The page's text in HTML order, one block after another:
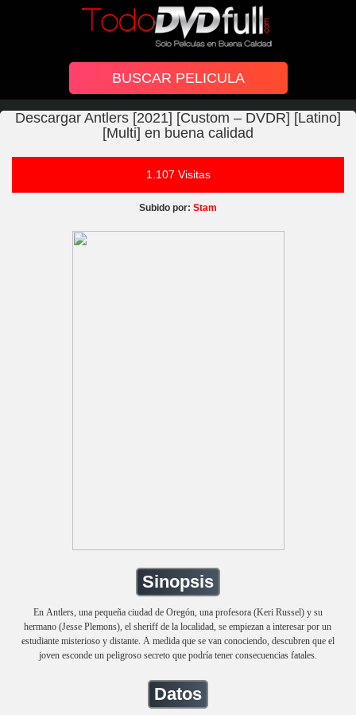
Descargar Antlers [2021] [Custom – DVDR] [Latino]
[Multi] en buena calidad
1.107 Visitas
Subido por: Stam
Sinopsis
En Antlers, una pequeña ciudad de Oregón, una profesora (Keri Russel) y su
hermano (Jesse Plemons), el sheriff de la localidad, se empiezan a interesar por un
estudiante misterioso y distante. A medida que se van conociendo, descubren que el
joven esconde un peligroso secreto que podría tener consecuencias fatales.
Datos